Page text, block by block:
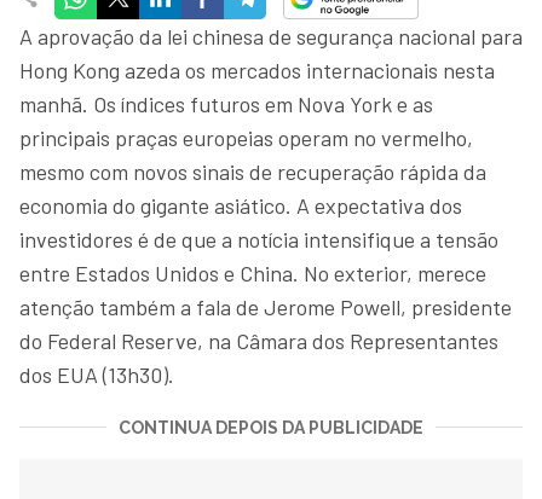
A aprovação da lei chinesa de segurança nacional para
Hong Kong azeda os mercados internacionais nesta
manhã. Os índices futuros em Nova York e as
principais praças europeias operam no vermelho,
mesmo com novos sinais de recuperação rápida da
economia do gigante asiático. A expectativa dos
investidores é de que a notícia intensifique a tensão
entre Estados Unidos e China. No exterior, merece
atenção também a fala de Jerome Powell, presidente
do Federal Reserve, na Câmara dos Representantes
dos EUA (13h30).
CONTINUA DEPOIS DA PUBLICIDADE